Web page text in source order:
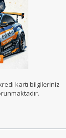
kartı bilgileriniz